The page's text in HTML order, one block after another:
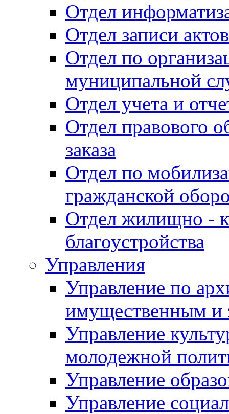
Отдел
Отдел записи
Отдел по
муниципальной
Отдел учета и
Отдел правового
заказа
Отдел по
гражданской
Отдел жилищно -
благоустройства
Управления
Управление по
имущественным и
Управление
молодежной
Управление
Управление